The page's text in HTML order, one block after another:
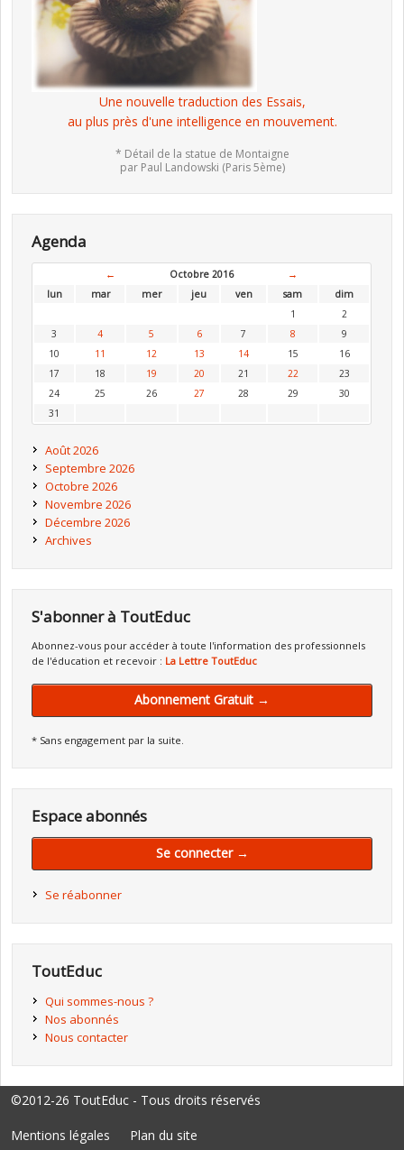
Une nouvelle traduction des Essais,
au plus près d'une intelligence en mouvement.
* Détail de la statue de Montaigne
par Paul Landowski (Paris 5ème)
Agenda
← Octobre 2016
→
lun
mar mer jeu ven sam
dim
1
2
3
4 5 6 7 8
9
10
11 12 13 14 15
16
17
18 19 20 21 22
23
24
25 26 27 28 29
30
31
Août 2026
Septembre 2026
Octobre 2026
Novembre 2026
Décembre 2026
Archives
S'abonner à ToutEduc
Abonnez-vous pour accéder à toute l'information des professionnels
de l'éducation et recevoir : La Lettre ToutEduc
Abonnement Gratuit →
* Sans engagement par la suite.
Espace abonnés
Se connecter →
Se réabonner
ToutEduc
Qui sommes-nous ?
Nos abonnés
Nous contacter
©2012-26 ToutEduc - Tous droits réservés
Mentions légales Plan du site